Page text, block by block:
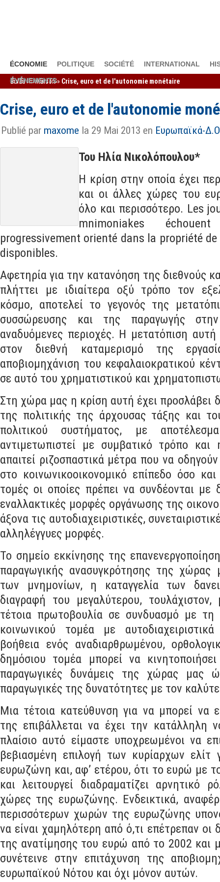
ÉCONOMIE POLITIQUE SOCIÉTÉ INTERNATIONAL
ÉVÉNEMENTS
Guide →Maison» Crise, euro et de l'autonomie monétaire
Crise, euro et de l'autonomie
Publié par maxome la 29 Mai 2013 en Ευρωπαϊκά-
Του Ηλία Νικολόπουλου*
Η κρίση στην οποία έχει
και οι άλλες χώρες του ευρωπαϊκού
. Les journaux et les
constamment, ainsi progressivement
l'ensemble des ressources disponibles.
Αφετηρία για την κατανόηση της διεθνούς
πλήττει με ιδιαίτερα οξύ τρόπο τον
κόσμο, αποτελεί το γεγονός της
συσσώρευσης και της παραγωγής
αναδυόμενες περιοχές.Η μετατόπιση αυτή
στον διεθνή καταμερισμό της
αποβιομηχάνιση του κεφαλαιοκρατικού
σε αυτό του χρηματιστικού και
Στη χώρα μας η κρίση αυτή έχει προσλάβει
της πολιτικής της άρχουσας τάξης και
πολιτικού συστήματος,με
αντιμετωπιστεί με συμβατικό τρόπο
απαιτεί ριζοσπαστικά μέτρα που να
στο κοινωνικοοικονομικό επίπεδο όσο
τομές οι οποίες πρέπει να συνδέονται με
εναλλακτικές μορφές οργάνωσης της
άξονα τις αυτοδιαχειριστικές,
αλληλέγγυες μορφές.
Το σημείο εκκίνησης της
παραγωγικής ανασυγκρότησης της
των μνημονίων,η καταγγελία των
διαγραφή του μεγαλύτερου,τουλάχιστον,
τέτοια πρωτοβουλία σε συνδυασμό με τη
κοινωνικού τομέα με
βοήθεια ενός αναδιαρθρωμένου,
δημόσιου τομέα μπορεί να
παραγωγικές δυνάμεις της χώρας μας
παραγωγικές της δυνατότητες με τον
Μια τέτοια κατεύθυνση για να μπορεί να
της επιβάλλεται να έχει την κατάλληλη
πλαίσιο αυτό είμαστε υποχρεωμένοι να
βεβιασμένη επιλογή των κυρίαρχων
ευρωζώνη και,αφ’ ετέρου ,ότι το ευρώ με
και λειτουργεί διαδραματίζει αρνητικό
χώρες της ευρωζώνης.Ενδεικτικά,
περισσότερων χωρών της ευρωζώνης
να είναι χαμηλότερη από ό ,τι επέτρεπαν οι
της ανατίμησης του ευρώ από το2002και
συνέτεινε στην επιτάχυνση της
ευρωπαϊκού Νότου και όχι μόνον αυτών.